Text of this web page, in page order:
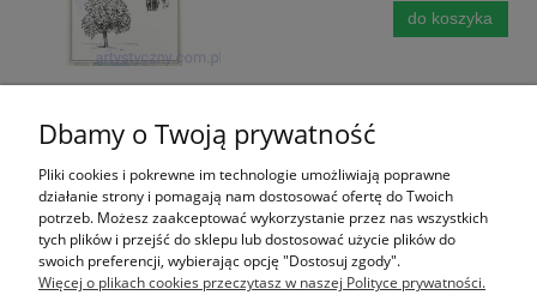
do koszyka
Stemple Akrylowe, Trees, 3 Drzewa Drzewka
Dostępność:na wyczerpaniu
Wysyłka w: 24 godziny
7,00 zł
Dbamy o Twoją prywatność
Pliki cookies i pokrewne im technologie umożliwiają poprawne
działanie strony i pomagają nam dostosować ofertę do Twoich
potrzeb. Możesz zaakceptować wykorzystanie przez nas wszystkich
tych plików i przejść do sklepu lub dostosować użycie plików do
swoich preferencji, wybierając opcję "Dostosuj zgody".
Więcej o plikach cookies przeczytasz w naszej Polityce prywatności.